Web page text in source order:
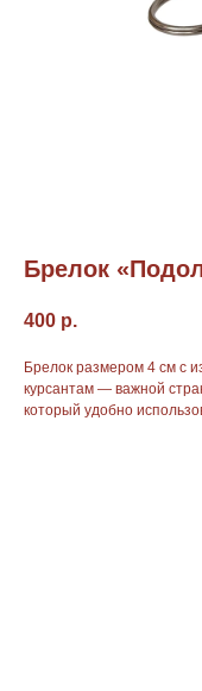
Брелок
400 р.
Брелок размером 4 см с
курсантам — важной
который удобно